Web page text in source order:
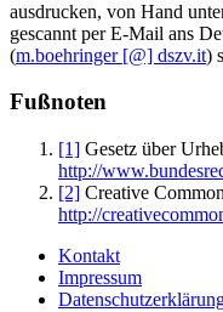
ausdrucken, von Hand
gescannt per E-Mail ans
(m.boehringer [@] dszv.it)
Fußnoten
[1] Gesetz über
http://
[2] Creative
http://
Kontakt
Impressum